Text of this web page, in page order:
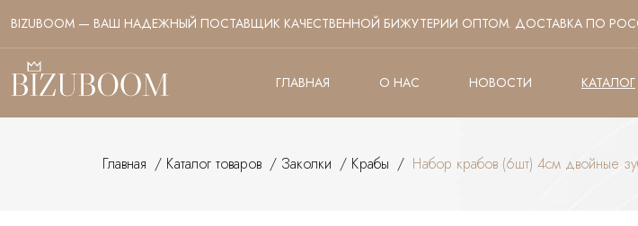
BIZUBOOM — ВАШ НАДЕЖНЫЙ ПОСТАВЩИК КАЧЕСТВЕННОЙ БИЖУТЕРИИ ОПТОМ. ДОСТАВКА ПО
ГЛАВНАЯ О НАС НОВОСТИ КАТАЛОГ
Главная / Каталог товаров / Заколки / Крабы / Набор крабов (6шт) 4см двойные